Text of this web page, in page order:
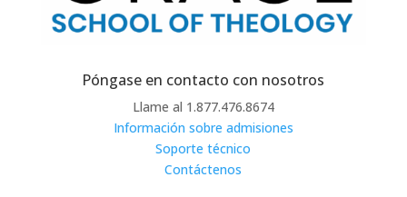
Póngase en contacto con nosotros
Llame al 1.877.476.8674
Información sobre admisiones
Soporte técnico
Contáctenos